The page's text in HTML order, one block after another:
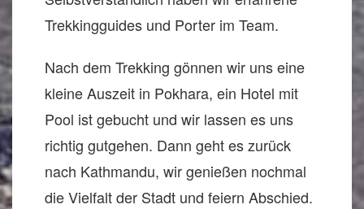
Trekkingguides und Porter im Team.
Nach dem Trekking gönnen wir uns eine
kleine Auszeit in Pokhara, ein Hotel mit
Pool ist gebucht und wir lassen es uns
richtig gutgehen. Dann geht es zurück
nach Kathmandu, wir genießen nochmal
die Vielfalt der Stadt und feiern Abschied.